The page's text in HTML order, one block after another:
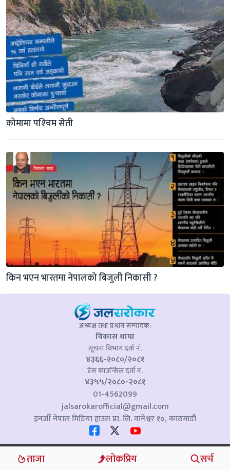
ताजा लोकप्रिय सर्च
कोमामा पश्‍चिम सेती
किन भएन भारतमा नेपालको बिजुली निकासी ?
अध्यक्ष तथा प्रधान सम्पादक:
विकास थापा
सूचना विभाग दर्ता नं.
४३६६-२०८०/२०८१
प्रेस काउन्सिल दर्ता नं.
४३५५/२०८०-२०८१
01-4562099
jalsarokarofficial@gmail.com
इनर्जी नेपाल मिडिया हाउस प्रा. लि. वानेश्वर १०, काठमाडौं
Copyright © Jalsarokar 2024 . All Rights Reserved.
POWERED BYBibek Devkota